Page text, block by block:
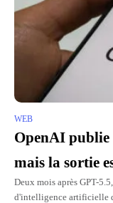
WEB
OpenAI publie
mais la sortie
Deux mois après GPT-
d'intelligence artificielle